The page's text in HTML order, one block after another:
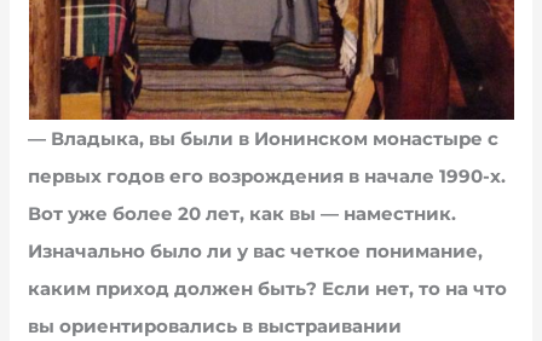
— Владыка, вы были в Ионинском монастыре с
первых годов его возрождения в начале 1990-х.
Вот уже более 20 лет, как вы — наместник.
Изначально было ли у вас четкое понимание,
каким приход должен быть? Если нет, то на что
вы ориентировались в выстраивании